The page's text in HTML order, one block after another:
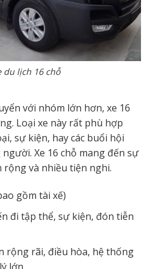
du lịch 16 chỗ
với nhóm lớn hơn, xe 16
Loại xe này rất phù hợp
sự kiện, hay các buổi hội
Xe 16 chỗ mang đến sự
và nhiều tiện nghi.
gồm tài xế)
đi tập thể, sự kiện, đón tiễn
rộng rãi, điều hòa, hệ thống